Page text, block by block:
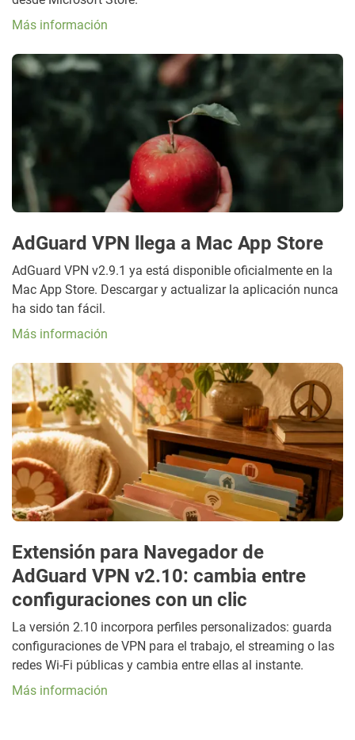
Más información
AdGuard VPN llega a Mac App Store
AdGuard VPN v2.9.1 ya está disponible oficialmente en la
Mac App Store. Descargar y actualizar la aplicación nunca
ha sido tan fácil.
Más información
Extensión para Navegador de
AdGuard VPN v2.10: cambia entre
configuraciones con un clic
La versión 2.10 incorpora perfiles personalizados: guarda
configuraciones de VPN para el trabajo, el streaming o las
redes Wi-Fi públicas y cambia entre ellas al instante.
Más información